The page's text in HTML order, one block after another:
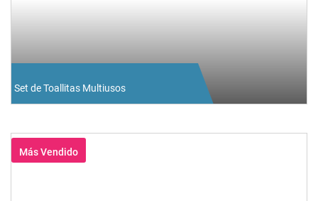
Set de Toallitas Multiusos
Más Vendido